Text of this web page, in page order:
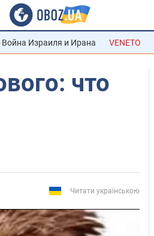
Война Израиля и Ирана VENETO
что
Читати українською